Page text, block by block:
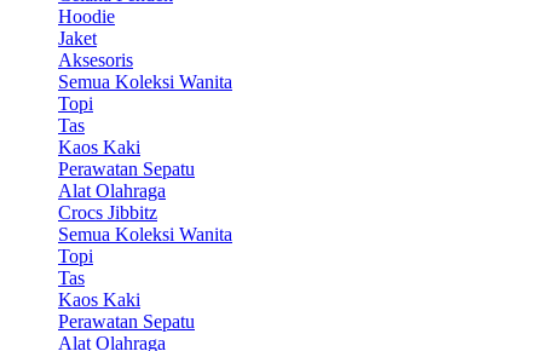
Hoodie
Jaket
Aksesoris
Semua Koleksi Wanita
Topi
Tas
Kaos Kaki
Perawatan Sepatu
Alat Olahraga
Crocs Jibbitz
Semua Koleksi Wanita
Topi
Tas
Kaos Kaki
Perawatan Sepatu
Alat Olahraga